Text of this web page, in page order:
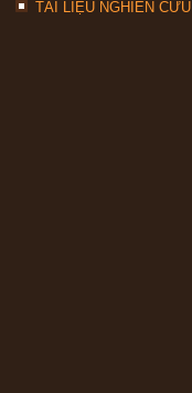
TÀI LIỆU NGHIÊN CỨU